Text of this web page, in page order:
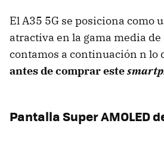
El A35 5G se posiciona como
atractiva en la gama media
contamos a continuación n lo
antes de comprar este
Pantalla Super AMOLED